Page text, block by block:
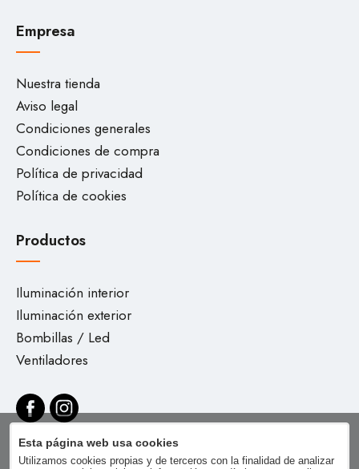
Empresa
Nuestra tienda
Aviso legal
Condiciones generales
Condiciones de compra
Política de privacidad
Política de cookies
Productos
Iluminación interior
Iluminación exterior
Bombillas / Led
Ventiladores
Esta página web usa cookies
Utilizamos cookies propias y de terceros con la finalidad de analizar